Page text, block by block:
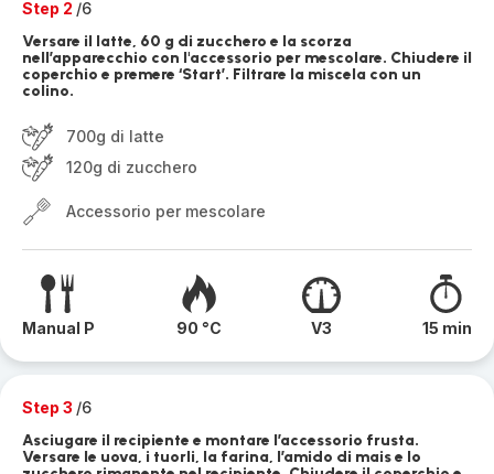
Step 2 /6
Versare il latte, 60 g di zucchero e la scorza
nell’apparecchio con l'accessorio per mescolare. Chiudere il
coperchio e premere ‘Start’. Filtrare la miscela con un
colino.
700g di latte
120g di zucchero
Accessorio per mescolare
Manual P 90 °C V3 15 min
Step 3 /6
Asciugare il recipiente e montare l’accessorio frusta.
Versare le uova, i tuorli, la farina, l’amido di mais e lo